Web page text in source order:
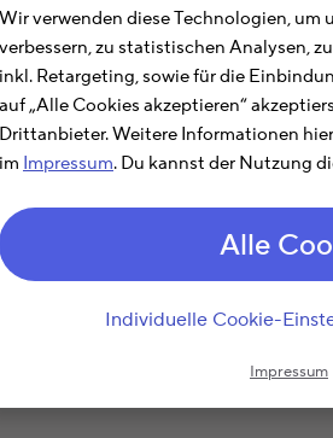
Wir verwenden diese Technologien, um
verbessern, zu statistischen Analysen,
inkl. Retargeting, sowie für die
auf „Alle Cookies akzeptieren“
Drittanbieter. Weitere Informationen
im Impressum. Du kannst der Nutzung
Alle
Individuelle Cookie-
Impressum
Fahrtkosten zwischen
Auch durch Dienstreisen
als